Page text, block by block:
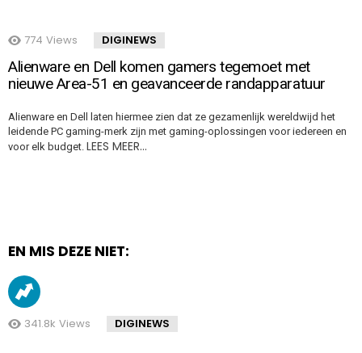
774 Views DIGINEWS
Alienware en Dell komen gamers tegemoet met
nieuwe Area-51 en geavanceerde randapparatuur
Alienware en Dell laten hiermee zien dat ze gezamenlijk wereldwijd het
leidende PC gaming-merk zijn met gaming-oplossingen voor iedereen en
voor elk budget. LEES MEER…
EN MIS DEZE NIET:
341.8k Views DIGINEWS